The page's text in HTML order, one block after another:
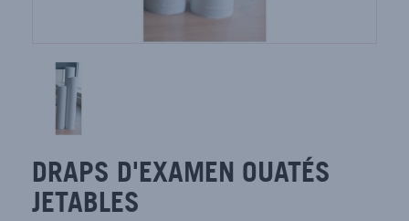
DRAPS D'EXAMEN OUATÉS
JETABLES